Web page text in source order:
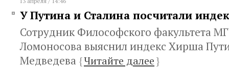
У Путина и Сталина посчитали
Сотрудник Философского факультета
Ломоносова выяснил индекс Хирша
Медведева {Читайте далее}